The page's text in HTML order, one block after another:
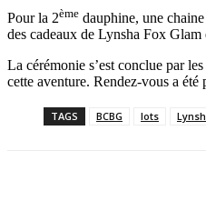
Pour la 2ème dauphine, une
des cadeaux de Lynsha Fox Glam
La cérémonie s’est conclue par
cette aventure. Rendez-vous a
TAGS BCBG lots